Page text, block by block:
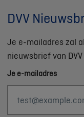
DVV
Je e-mailadres zal
nieuwsbrief van
Je e-mailadres